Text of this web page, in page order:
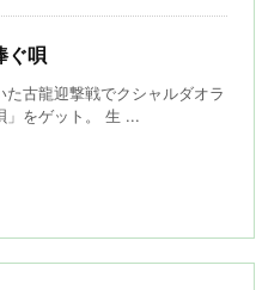
ぐ唄
た古龍迎撃戦でクシャルダオラ
」をゲット。 生 ...